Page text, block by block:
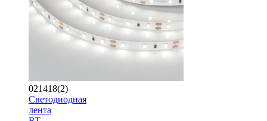
021418(2)
Светодиодная
лента